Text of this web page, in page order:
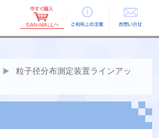
ご利用上の お問い合せ
粒子径分布測定装置ラインアッ